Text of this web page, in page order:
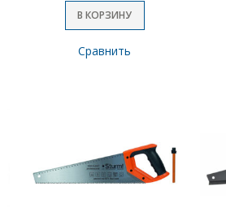
В КОРЗИНУ
Сравнить